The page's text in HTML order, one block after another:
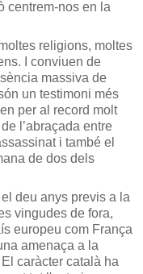
centrem-nos en la
religions, moltes
I conviuen de
massiva de
un testimoni més
per al record molt
l’abraçada entre
i també el
de dos dels
deu anys previs a la
vingudes de fora,
europeu com França
amenaça a la
caràcter català ha